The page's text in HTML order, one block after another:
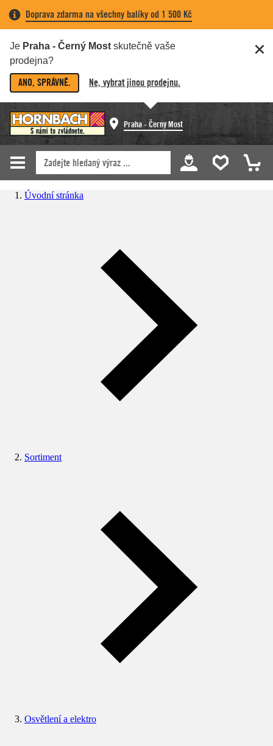
Doprava zdarma na všechny balíky od 1 500 Kč
Je Praha - Černý Most skutečně vaše
prodejna?
ANO, SPRÁVNĚ. Ne, vybrat jinou prodejnu.
Praha - Černý Most
Úvodní stránka
Sortiment
Osvětlení a elektro